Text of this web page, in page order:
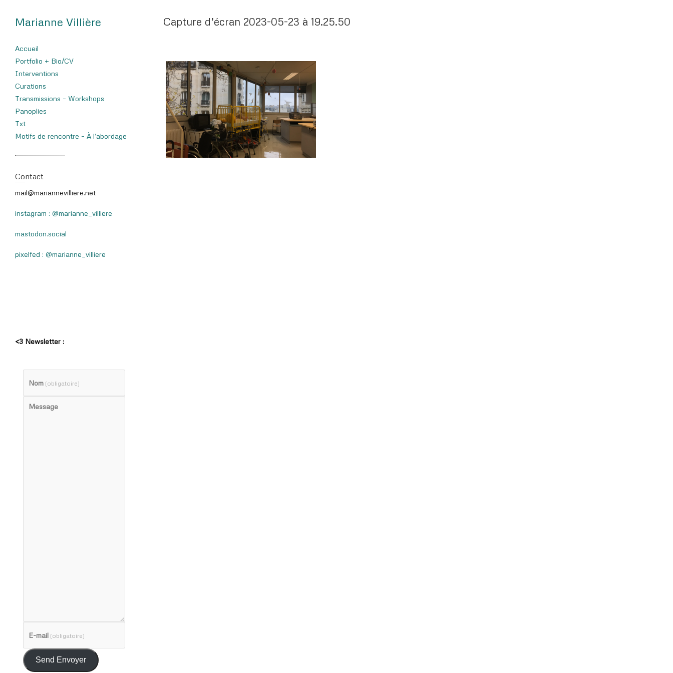
Marianne Villière
Accueil
Portfolio + Bio/CV
Interventions
Curations
Transmissions – Workshops
Panoplies
Txt
Motifs de rencontre – À l’abordage
Capture d’écran 2023-05-23 à 19.25.50
Contact
mail@mariannevilliere.net
instagram : @marianne_villiere
mastodon.social
pixelfed : @marianne_villiere
<3 Newsletter :
Nom (obligatoire)
Message
E-mail (obligatoire)
Send Envoyer